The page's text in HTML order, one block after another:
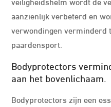
aanzienlijk verbeterd en
verwondingen verminderd
paardensport.
Bodyprotectors
aan het bovenlichaam.
Bodyprotectors zijn een